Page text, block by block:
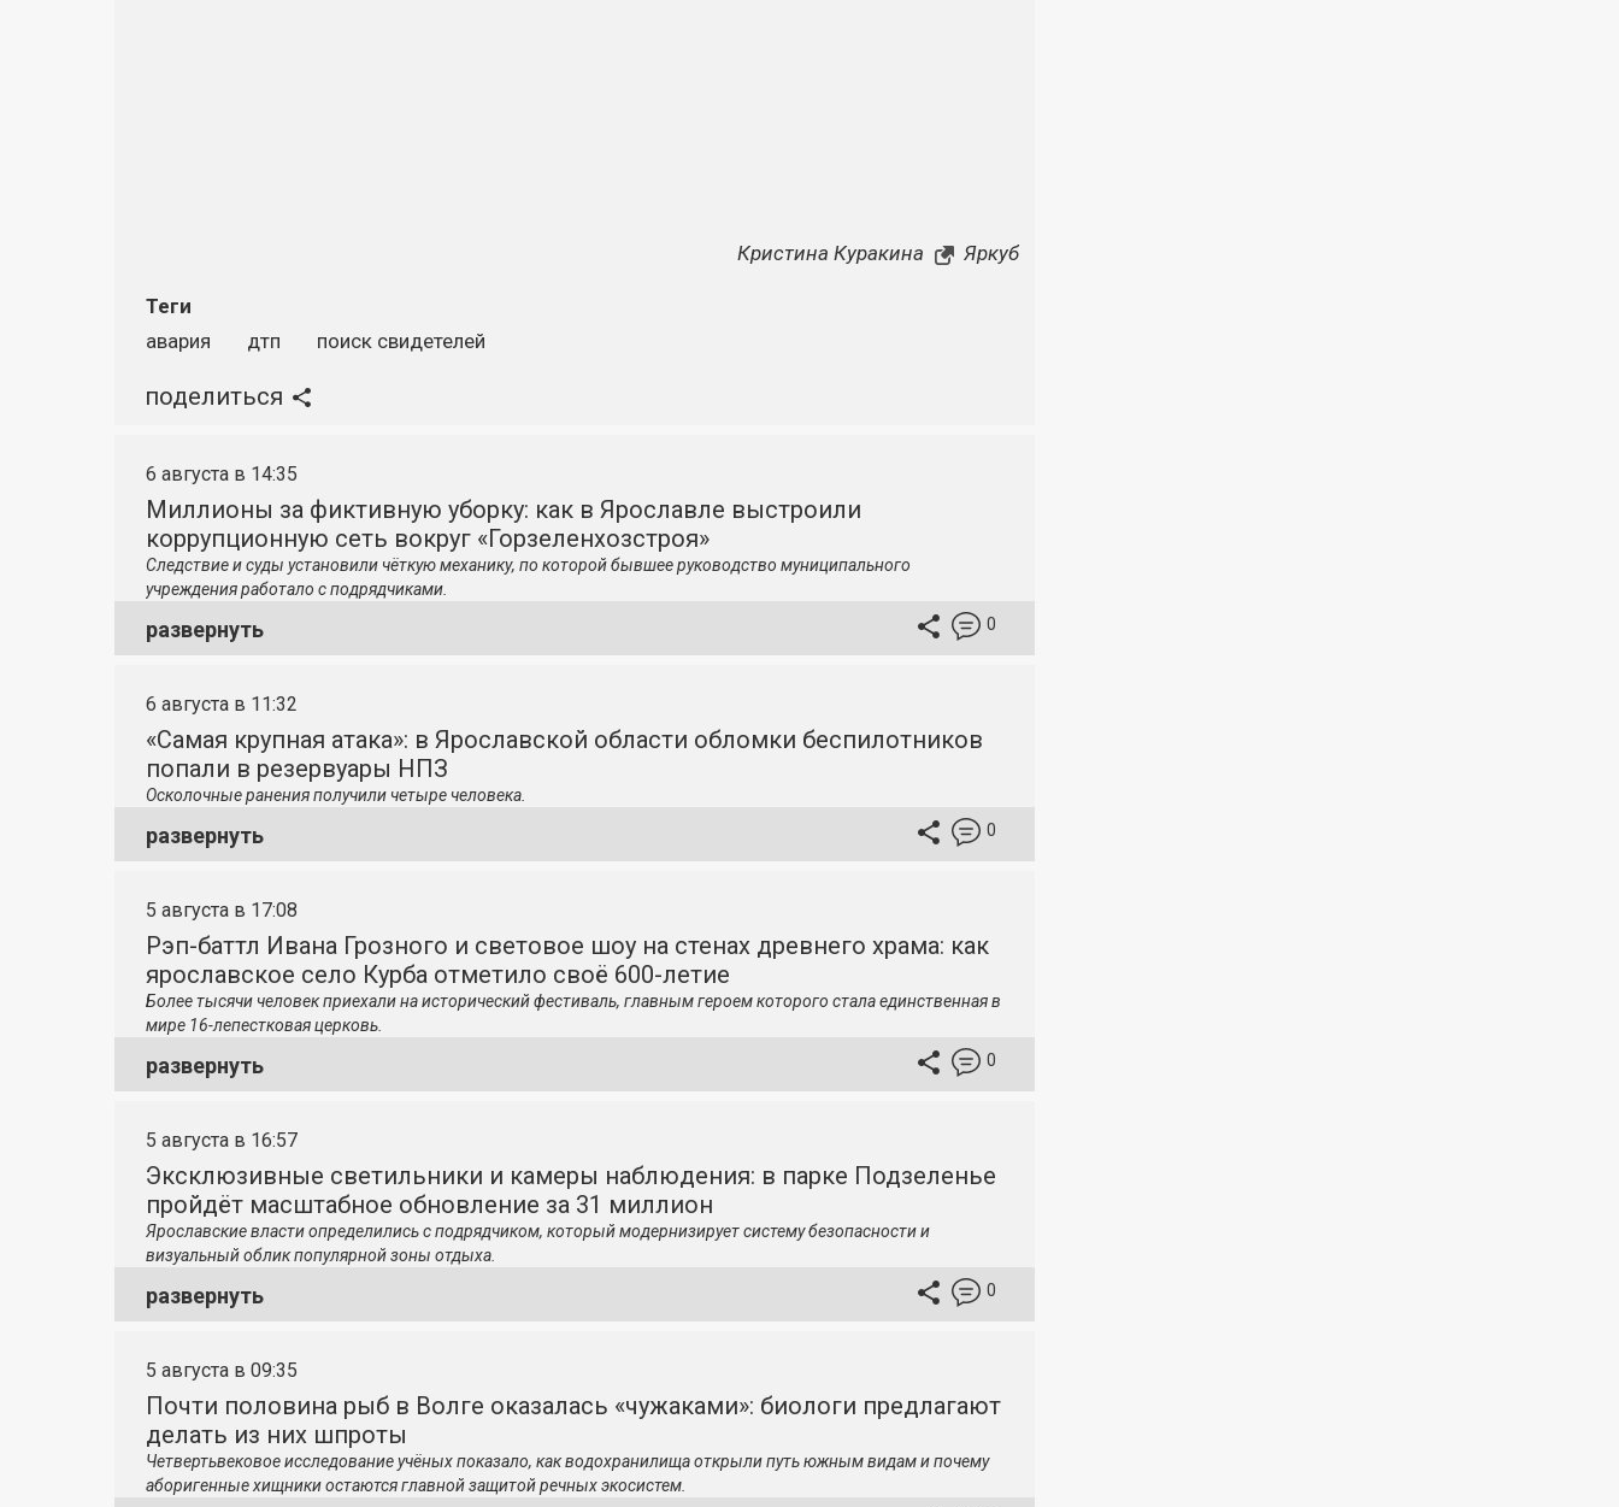
Кристина Куракина Яркуб
Теги
авария
дтп поиск свидетелей
поделиться
6 августа в 14:35
Миллионы за фиктивную уборку: как в Ярославле выстроили
коррупционную сеть вокруг «Горзеленхозстроя»
Следствие и суды установили чёткую механику, по которой бывшее руководство муниципального
учреждения работало с подрядчиками.
развернуть 0
6 августа в 11:32
«Самая крупная атака»: в Ярославской области обломки беспилотников
попали в резервуары НПЗ
Осколочные ранения получили четыре человека.
развернуть 0
5 августа в 17:08
Рэп-баттл Ивана Грозного и световое шоу на стенах древнего храма: как
ярославское село Курба отметило своё 600-летие
Более тысячи человек приехали на исторический фестиваль, главным героем которого стала единственная в
мире 16-лепестковая церковь.
развернуть 0
5 августа в 16:57
Эксклюзивные светильники и камеры наблюдения: в парке Подзеленье
пройдёт масштабное обновление за 31 миллион
Ярославские власти определились с подрядчиком, который модернизирует систему безопасности и
визуальный облик популярной зоны отдыха.
развернуть 0
5 августа в 09:35
Почти половина рыб в Волге оказалась «чужаками»: биологи предлагают
делать из них шпроты
Четвертьвековое исследование учёных показало, как водохранилища открыли путь южным видам и почему
аборигенные хищники остаются главной защитой речных экосистем.